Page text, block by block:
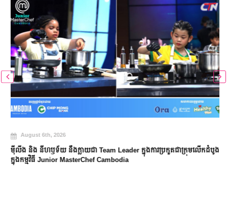
August 6th, 2026
ម៉ីលីង និង នីហឫទ័យ នឹងក្លាយជា Team Leader ក្នុងការប្រកួតជាក្រុមលើកដំបូង
ក្នុងកម្មវិធី Junior MasterChef Cambodia